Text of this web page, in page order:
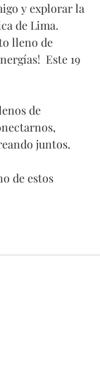
y explorar la
de Lima.
lleno de
Este 19
de
juntos.